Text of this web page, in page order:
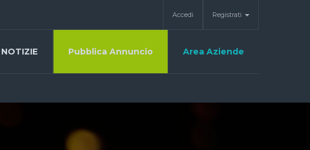
Accedi Registrati
NOTIZIE Pubblica Annuncio Area Aziende